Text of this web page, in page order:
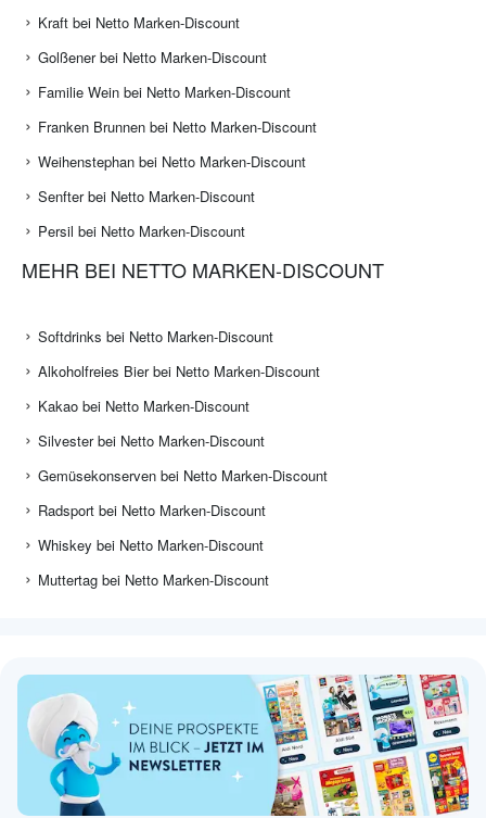
Kraft bei Netto Marken-Discount
Golßener bei Netto Marken-Discount
Familie Wein bei Netto Marken-Discount
Franken Brunnen bei Netto Marken-Discount
Weihenstephan bei Netto Marken-Discount
Senfter bei Netto Marken-Discount
Persil bei Netto Marken-Discount
MEHR BEI NETTO MARKEN-DISCOUNT
Softdrinks bei Netto Marken-Discount
Alkoholfreies Bier bei Netto Marken-Discount
Kakao bei Netto Marken-Discount
Silvester bei Netto Marken-Discount
Gemüsekonserven bei Netto Marken-Discount
Radsport bei Netto Marken-Discount
Whiskey bei Netto Marken-Discount
Muttertag bei Netto Marken-Discount